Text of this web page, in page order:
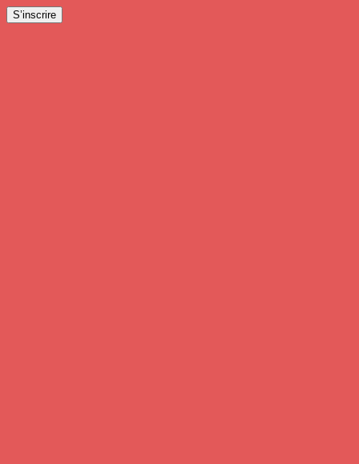
S’inscrire